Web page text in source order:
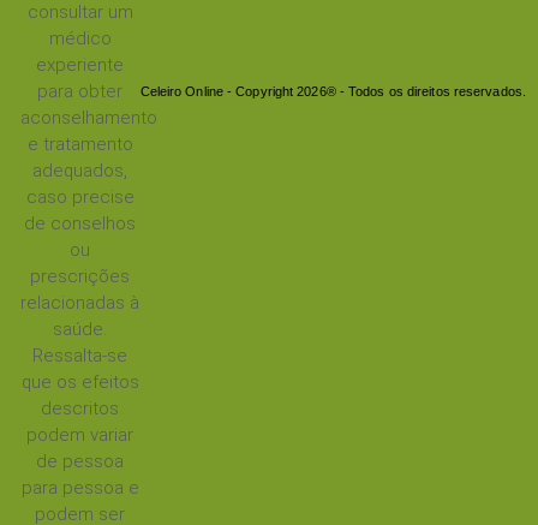
consultar um
médico
experiente
para obter
aconselhamento
e tratamento
adequados,
caso precise
de conselhos
ou
prescrições
relacionadas à
saúde.
Ressalta-se
que os efeitos
descritos
podem variar
de pessoa
para pessoa e
podem ser
Celeiro Online - Copyright 2026® - Todos os direitos reservados.